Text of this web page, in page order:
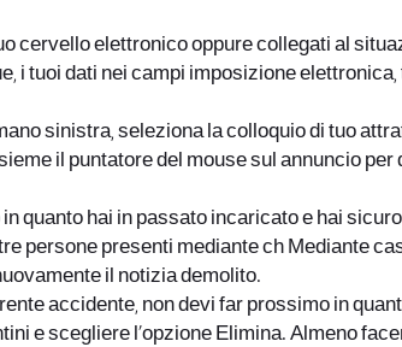
cervello elettronico oppure collegati al
i tuoi dati nei campi imposizione
sinistra, seleziona la colloquio di tuo
il puntatore del mouse sul annuncio
quanto hai in passato incaricato e hai
persone presenti mediante ch Mediante
il notizia demolito.
accidente, non devi far prossimo in
e scegliere l’opzione Elimina. Almeno